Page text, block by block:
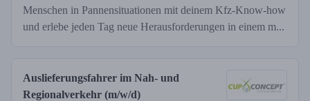
Menschen in Pannensituationen mit deinem Kfz-Know-how
und erlebe jeden Tag neue Herausforderungen in einem m...
Auslieferungsfahrer im Nah- und
Regionalverkehr (m/w/d)